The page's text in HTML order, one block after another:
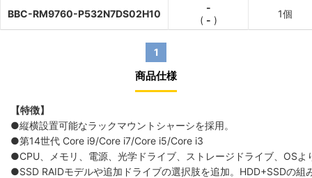
BBC-RM9760-P532N7DS02H10
-
( - )
1個
1
商品仕様
【特徴】
●縦横設置可能なラックマウントシャーシを採用。
●第14世代 Core i9/Core i7/Core i5/Core i3
●CPU、メモリ、電源、光学ドライブ、ストレージドライブ、OS
●SSD RAIDモデルや追加ドライブの選択肢を追加。HDD+SSDの